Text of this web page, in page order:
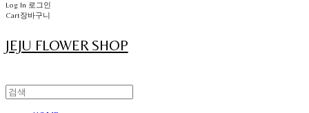
Log In 로그인
Cart장바구니
JEJU FLOWER SHOP